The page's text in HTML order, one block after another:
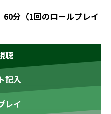
分（1回のロールプレイ
聴
記入
レイ